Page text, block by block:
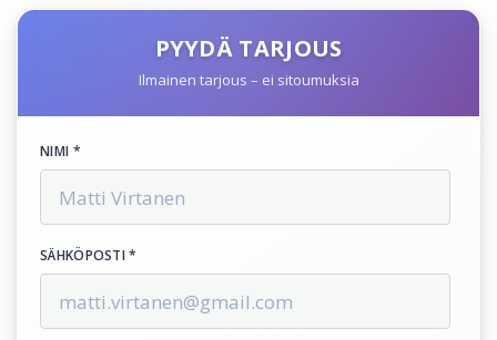
PYYDÄ TARJOUS
Ilmainen tarjous – ei sitoumuksia
NIMI *
SÄHKÖPOSTI *